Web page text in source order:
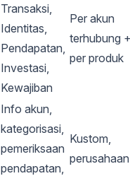
Transaksi,
Identitas,
Pendapatan,
Investasi,
Kewajiban
Per akun
terhubung
per produk
Info akun,
kategorisasi,
pemeriksaan
pendapatan,
Kustom,
perusahaan